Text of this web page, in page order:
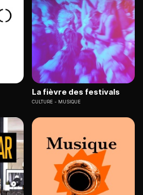
La fièvre des festivals
CULTURE MUSIQUE